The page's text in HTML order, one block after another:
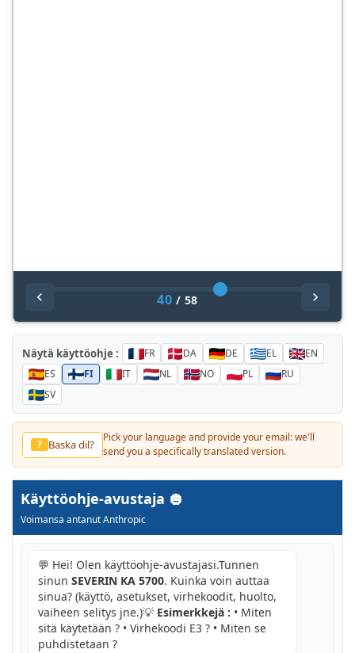
40 / 58
Näytä käyttöohje : FR DA DE EL
EN
ES
FI IT NL NO PL
RU
SV
? Baska dil?
Pick your language and provide your email: we'll
send you a specifically translated version.
Käyttöohje-avustaja
Voimansa antanut Anthropic
💬 Hei! Olen käyttöohje-avustajasi.Tunnen
sinun SEVERIN KA 5700. Kuinka voin auttaa
sinua? (käyttö, asetukset, virhekoodit, huolto,
vaiheen selitys jne.)💡 Esimerkkejä : • Miten
sitä käytetään ? • Virhekoodi E3 ? • Miten se
puhdistetaan ?